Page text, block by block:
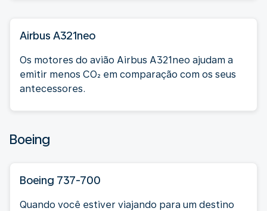
Airbus A321neo
Os motores do avião Airbus A321neo ajudam a
emitir menos CO₂ em comparação com os seus
antecessores.
Boeing
Boeing 737-700
Quando você estiver viajando para um destino